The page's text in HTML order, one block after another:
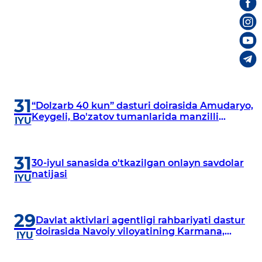
31
IYU
“Dolzarb 40 kun” dasturi doirasida Amudaryo,
Keygeli, Bo'zatov tumanlarida manzilli
31
IYU
30-iyul sanasida o'tkazilgan onlayn savdolar
natijasi
29
IYU
Davlat aktivlari agentligi rahbariyati dastur
doirasida Navoiy viloyatining Karmana,